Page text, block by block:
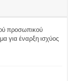
προσωπικού
για έναρξη ισχύος